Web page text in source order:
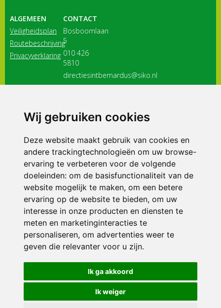
Wij gebruiken cookies
Deze website maakt gebruik van cookies en
andere trackingtechnologieën om uw browse-
ervaring te verbeteren voor de volgende
doeleinden: om de basisfunctionaliteit van de
website mogelijk te maken, om een betere
ervaring op de website te bieden, om uw
interesse in onze producten en diensten te
meten en marketinginteracties te
personaliseren, om advertenties weer te
geven die relevanter voor u zijn.
Ik ga akkoord
Ik weiger
ALGEMEEN
Veiligheidsplan
Routebeschrijving
Privacyverklaring
CONTACT
Bosboomlaan
5
010 426
5810
directiesintbernardus@siko.nl
3116 JB
ONDERDEEL VAN
© 2026 Sint Bernardus | Alle rechten voorbehouden
Privacy policy|Disclaimer| Klachtenregeling|RSIN en Anbi
voorkeuren
Crealisatie The MindOffice